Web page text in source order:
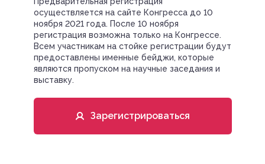
осуществляется на сайте Конгресса до 10
ноября 2021 года. После 10 ноября
регистрация возможна только на Конгрессе.
Всем участникам на стойке регистрации будут
предоставлены именные бейджи, которые
являются пропуском на научные заседания и
выставку.
Зарегистрироваться